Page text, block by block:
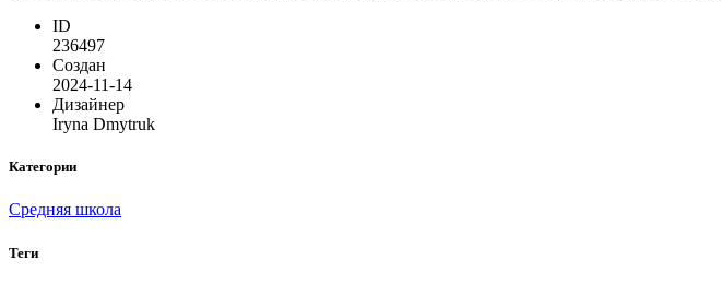
ID
236497
Создан
2024-11-14
Дизайнер
Iryna Dmytruk
Категории
Средняя школа
Теги